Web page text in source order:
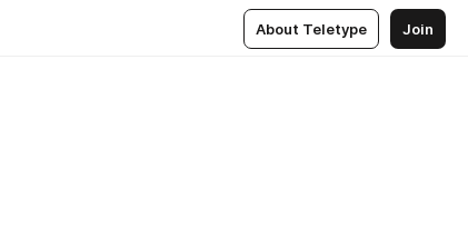
About Teletype Join